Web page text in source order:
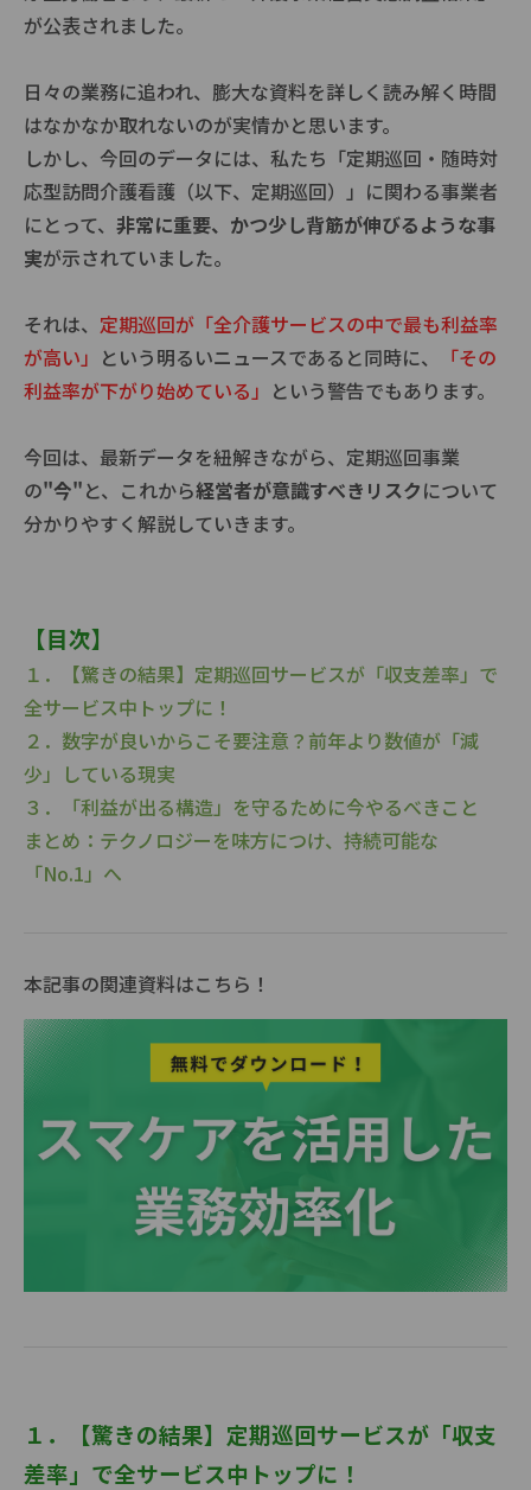
が公表されました。
日々の業務に追われ、膨大な資料を詳しく読み解く時間
はなかなか取れないのが実情かと思います。
しかし、今回のデータには、私たち「定期巡回・随時対
応型訪問介護看護（以下、定期巡回）」に関わる事業者
にとって、 非常に重要、かつ少し背筋が伸びるような事
実が示されていました。
それは、 定期巡回が「全介護サービスの中で最も利益率
が高い」 という明るいニュースであると同時に、
「その
利益率が下がり始めている」 という警告でもあります。
今回は、最新データを紐解きながら、定期巡回事業
の"今"と、これから経営者が意識すべきリスクについて
分かりやすく解説していきます。
【目次】
１．【驚きの結果】定期巡回サービスが「収支差率」で
全サービス中トップに！
２．数字が良いからこそ要注意？前年より数値が「減
少」している現実
３．「利益が出る構造」を守るために今やるべきこと
まとめ：テクノロジーを味方につけ、持続可能な
「No.1」へ
本記事の関連資料はこちら！
１．【驚きの結果】定期巡回サービスが「収支
差率」で全サービス中トップに！